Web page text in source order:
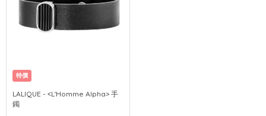
特價
LALIQUE - <L'Homme Alpha> 手
鐲